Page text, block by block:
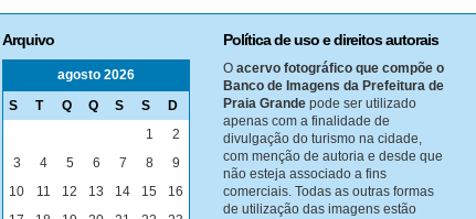
Arquivo
agosto 2026
S
T Q Q S S D
1
2
3
4 5 6 7 8
9
10
11 12 13 14 15
16
Política de uso e direitos autorais
O acervo fotográfico que compõe o
Banco de Imagens da Prefeitura de
Praia Grande pode ser utilizado
apenas com a finalidade de
divulgação do turismo na cidade,
com menção de autoria e desde que
não esteja associado a fins
comerciais. Todas as outras formas
de utilização das imagens estão